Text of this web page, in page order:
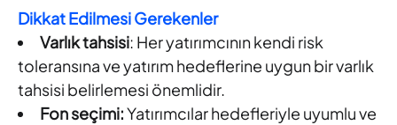
Dikkat Edilmesi Gerekenler
Varlık tahsisi: Her yatırımcının kendi risk
toleransına ve yatırım hedeflerine uygun bir varlık
tahsisi belirlemesi önemlidir.
Fon seçimi:Yatırımcılar hedefleriyle uyumlu ve